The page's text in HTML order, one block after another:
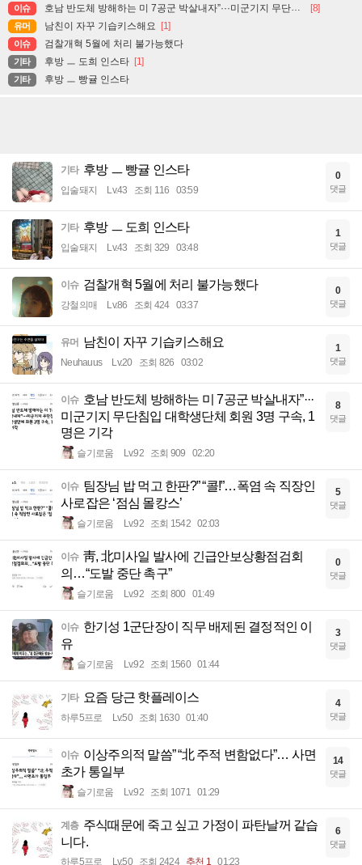
이슈 호남 반도체 방해하는 미 7공군 박살내자”···미군기지 무단침입 대학생단체 회원 3명 구속, 1명은 기각 [8]
유머 남친이 자꾸 기습키스해요 [1]
이슈 검찰개혁 5월에 처리 불가능했다
기타 후방 ㅡ 도희 인스타 [1]
기타 후방 ㅡ 빵귤 인스타
기타 후방 ㅡ 빵귤 인스타
입술돼지 Lv.43 조회 116 03:59
0
댓글
기타 후방 ㅡ 도희 인스타
입술돼지 Lv.43 조회 329 03:48
1
댓글
이슈 검찰개혁 5월에 처리 불가능했다
강철의매 Lv.86 조회 424 03:37
0
댓글
유머 남친이 자꾸 기습키스해요
Neuhauus Lv.20 조회 826 03:02
1
댓글
이슈 호남 반도체 방해하는 미 7공군 박살내자”···
미군기지 무단침입 대학생단체 회원 3명 구속, 1
명은 기각
슬기로움 Lv.92 조회 909 02:20
8
댓글
이슈 팀장님 밥 먹고 한판?” “콜!”…폭염 속 직장인
사로잡은 ‘점심 몰캉스’
슬기로움 Lv.92 조회 1542 02:03
5
댓글
이슈 靑, 北미사일 발사에 긴급안보상황점검회
의…“도발 중단 촉구”
슬기로움 Lv.92 조회 800 01:49
0
댓글
이슈 한기성 1군단장이 직무 배제된 결정적인 이
유
슬기로움 Lv.92 조회 1560 01:44
3
댓글
기타 요즘 당근 핫플레이스
하루5프로 Lv.50 조회 1630 01:40
4
댓글
이슈 이상주의적 말씀” “北 주적 변함없다”… 사면
초가 통일부
슬기로움 Lv.92 조회 1071 01:29
14
댓글
계층 주식때문에 죽고 싶고 가정이 파탄날꺼 같습
니다.
하루5프로 Lv.50 조회 2424 추천 1 01:23
6
댓글